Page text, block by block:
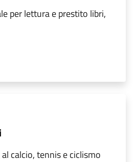
per lettura e prestito libri,
calcio, tennis e ciclismo